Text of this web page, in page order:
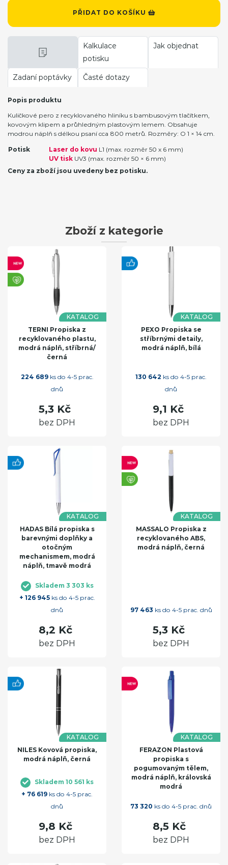
PŘIDAT DO KOŠÍKU
Kalkulace
potisku
Jak objednat
Zadaní poptávky Časté dotazy
Popis produktu
Kuličkové pero z recyklovaného hliníku s bambusovým tlačítkem,
kovovým klipem a průhledným plastovým lemem. Obsahuje
modrou náplň s délkou psaní cca 800 metrů. Rozměry: O 1 × 14 cm.
Potisk Laser do kovu L1 (max. rozměr 50 x 6 mm)
UV tisk UV3 (max. rozměr 50 × 6 mm)
Ceny za zboží jsou uvedeny bez potisku.
Zboží z kategorie
KATALOG
TERNI Propiska z
recyklovaného plastu,
modrá náplň, stříbrná/
černá
224 689ks do 4-5 prac.
dnů
5,3 Kč
bez DPH
KATALOG
PEXO Propiska se
stříbrnými detaily,
modrá náplň, bílá
130 642 ks do 4-5 prac.
dnů
9,1 Kč
bez DPH
KATALOG
HADAS Bílá propiska s
barevnými doplňky a
otočným
mechanismem, modrá
náplň, tmavě modrá
Skladem 3 303 ks
+ 126 945ks do 4-5 prac.
dnů
8,2 Kč
bez DPH
KATALOG
MASSALO Propiska z
recyklovaného ABS,
modrá náplň, černá
97 463 ks do 4-5 prac. dnů
5,3 Kč
bez DPH
KATALOG
NILES Kovová propiska,
modrá náplň, černá
Skladem 10 561 ks
+ 76 619 ks do 4-5 prac.
dnů
9,8 Kč
bez DPH
KATALOG
FERAZON Plastová
propiska s
pogumovaným tělem,
modrá náplň, královská
modrá
73 320 ks do 4-5 prac. dnů
8,5 Kč
bez DPH